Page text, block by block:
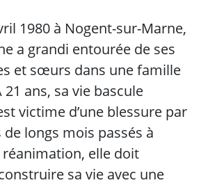
1980 à Nogent-sur-Marne,
a grandi entourée de ses
et sœurs dans une famille
21 ans, sa vie bascule
victime d’une blessure par
de longs mois passés à
réanimation, elle doit
sa vie avec une